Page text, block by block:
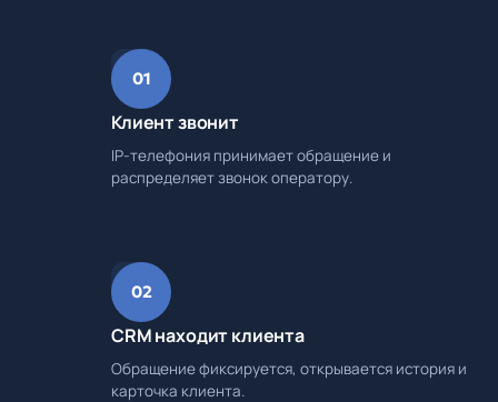
01
Клиент звонит
IP-телефония принимает обращение и
распределяет звонок оператору.
02
CRM находит клиента
Обращение фиксируется, открывается история и
карточка клиента.